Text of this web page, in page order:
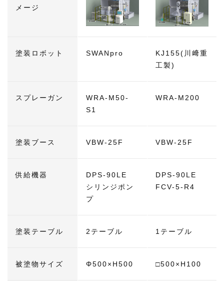
メージ
塗装ロボット SWANpro
KJ155(川﨑重
工製)
スプレーガン
WRA-M50-
S1
WRA-M200
塗装ブース VBW-25F VBW-25F
供給機器
DPS-90LE
シリンジポン
プ
DPS-90LE
FCV-5-R4
塗装テーブル 2テーブル 1テーブル
被塗物サイズ Φ500×H500 □500×H100